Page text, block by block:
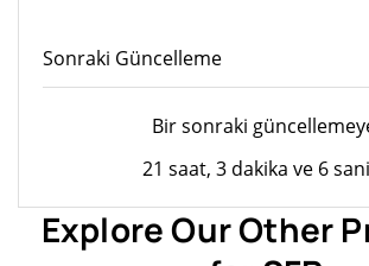
Sonraki Güncelleme
Bir sonraki
21 saat, 3 dakika ve 6
Explore Our Other